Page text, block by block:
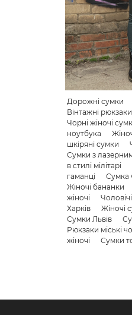
Дорожні сумки
Вінтажні рюкзаки
Чорні жіночі
ноутбука
шкіряні сумки
Сумки з
в стилі мілітарі
гаманці
Сумка
Жіночі бананки
жіночі
Харків
Жіночі
Сумки Львів
Рюкзаки міські
жіночі
Сумки